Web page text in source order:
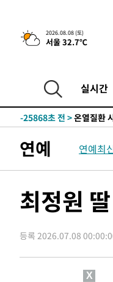
2026.08.08 (토)
서울 32.7℃
실시간
4시간 전 >[속보]뉴욕증
-27117초 전 >
[속보]이
틀레티코 이적"
-26899초 전 >
-25868초 전 >온열질환
-15920초 전 >
백운산서
-13630초 전 >선재도서
-10540초 전 >여수 오동
주 날씨]
-3785초 전 >축구협회 "
-2302초 전 >[속보]'압수
'최고 37도'
연예 연예최
최정원
등록 2026.07.08
X